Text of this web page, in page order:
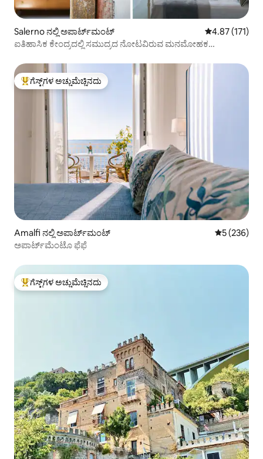
Salerno ನಲ್ಲಿ ಅಪಾರ್ಟ್‌ಮಂಟ್ 5 ರಲ್ಲಿ 4.87
4.87 (171)
ಐತಿಹಾಸಿಕ ಕೇಂದ್ರದಲ್ಲಿ ಸಮುದ್ರದ ನೋಟವಿರುವ ಮನಮೋಹಕ
ಗೆಸ್ಟ್‌ಗಳಿಗೆ ಅತಿ ಹೆಚ್ಚು ಅಚ್ಚುಮೆಚ್ಚಿನದು
ಗೆಸ್ಟ್‌ಗಳ ಅಚ್ಚುಮೆಚ್ಚಿನದು
Amalfi ನಲ್ಲಿ ಅಪಾರ್ಟ್‌ಮಂಟ್ 5 ರಲ್ಲಿ 5
5 (236)
ಅಪಾರ್ಟ್‌ಮೆಂಟೊ ಫೆಫೆ
ಗೆಸ್ಟ್‌ಗಳಿಗೆ ಅತಿ ಹೆಚ್ಚು ಅಚ್ಚುಮೆಚ್ಚಿನದು
ಗೆಸ್ಟ್‌ಗಳ ಅಚ್ಚುಮೆಚ್ಚಿನದು